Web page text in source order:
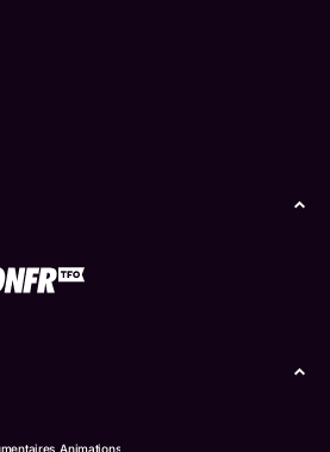
Animations
(TFO) - 2026